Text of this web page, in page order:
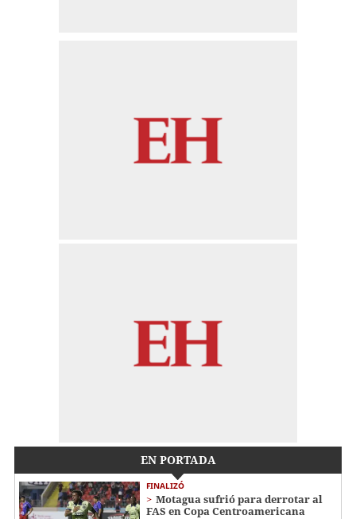
EN PORTADA
FINALIZÓ
Motagua sufrió para derrotar al
FAS en Copa Centroamericana